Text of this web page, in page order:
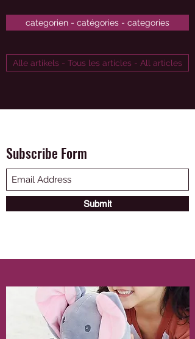
Subscribe Form
Submit
categorien - catégories - categories
Alle artikels - Tous les articles - All articles